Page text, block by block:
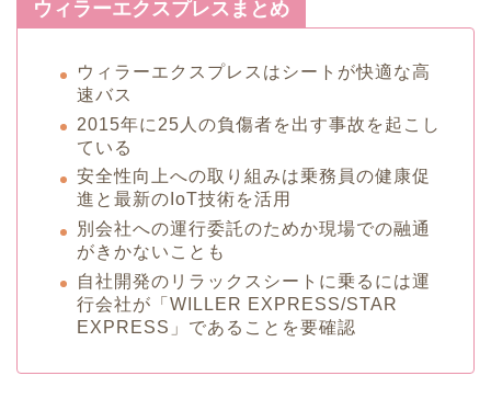
ウィラーエクスプレスまとめ
ウィラーエクスプレスはシートが快適な高
速バス
2015年に25人の負傷者を出す事故を起こし
ている
安全性向上への取り組みは乗務員の健康促
進と最新のIoT技術を活用
別会社への運行委託のためか現場での融通
がきかないことも
自社開発のリラックスシートに乗るには運
行会社が「WILLER EXPRESS/STAR
EXPRESS」であることを要確認